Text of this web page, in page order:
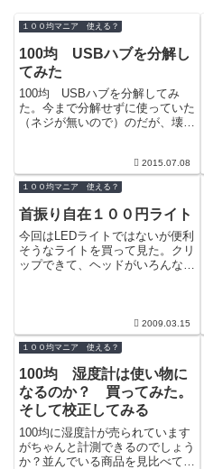
１００均マニア 使える？
100均 USBハブを分解し
てみた
100均 USBハブを分解してみ
た。今まで分解せずに使っていた
（ネジが無いので）のだが、壊れ
2015.07.08
１００均マニア 使える？
首振り自在１００円ライト
今回はLEDライトではないが便利
そうなライトを買って見た。クリ
ップできて、ヘッドがいろんな方
2009.03.15
１００均マニア 使える？
100均 湿度計は使い物に
なるのか？ 買ってみた。
そして校正してみる
100均に湿度計が売られています
がちゃんと計測できるのでしょう
か？並んでいる商品を見比べてみ